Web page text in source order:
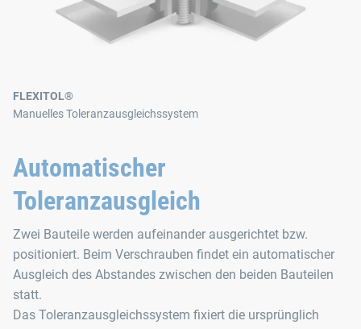
FLEXITOL®
Manuelles Toleranzausgleichssystem
Automatischer
Toleranzausgleich
Zwei Bauteile werden aufeinander ausgerichtet bzw.
positioniert. Beim Verschrauben findet ein automatischer
Ausgleich des Abstandes zwischen den beiden Bauteilen
statt.
Das Toleranzausgleichssystem fixiert die ursprünglich